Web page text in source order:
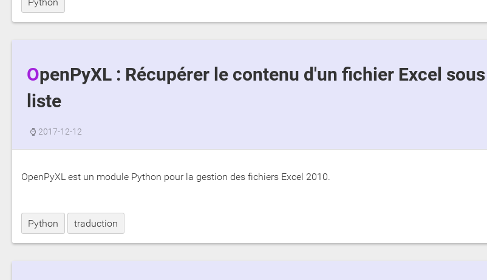
OpenPyXL : Récupérer le contenu d'un fichier Excel sous forme de
liste
⌚ 2017-12-12
OpenPyXL est un module Python pour la gestion des fichiers Excel 2010.
Python traduction